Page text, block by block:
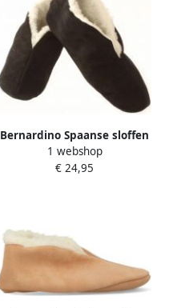
Bernardino Spaanse sloffen
® 100% Wol Spaanse Sloffen
Zwart
1 webshop
€ 24,95